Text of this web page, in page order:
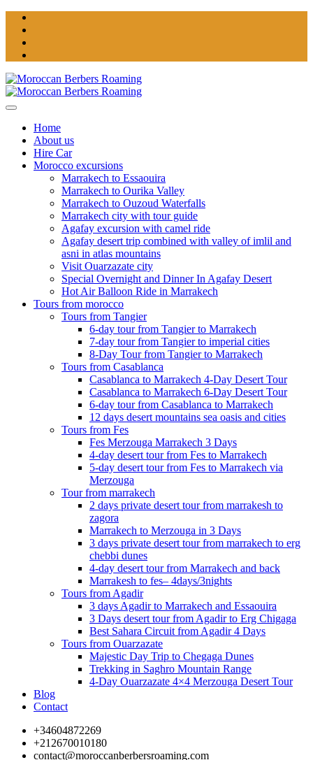
Home
About us
Hire Car
Morocco excursions
Marrakech to Essaouira
Marrakech to Ourika Valley
Marrakech to Ouzoud Waterfalls
Marrakech city with tour guide
Agafay excursion with camel ride
Agafay desert trip combined with valley of imlil and
asni in atlas mountains
Visit Ouarzazate city
Special Overnight and Dinner In Agafay Desert
Hot Air Balloon Ride in Marrakech
Tours from morocco
Tours from Tangier
6-day tour from Tangier to Marrakech
7-day tour from Tangier to imperial cities
8-Day Tour from Tangier to Marrakech
Tours from Casablanca
Casablanca to Marrakech 4-Day Desert Tour
Casablanca to Marrakech 6-Day Desert Tour
6-day tour from Casablanca to Marrakech
12 days desert mountains sea oasis and cities
Tours from Fes
Fes Merzouga Marrakech 3 Days
4-day desert tour from Fes to Marrakech
5-day desert tour from Fes to Marrakech via
Merzouga
Tour from marrakech
2 days private desert tour from marrakesh to
zagora
Marrakech to Merzouga in 3 Days
3 days private desert tour from marrakech to erg
chebbi dunes
4-day desert tour from Marrakech and back
Marrakesh to fes– 4days/3nights
Tours from Agadir
3 days Agadir to Marrakech and Essaouira
3 Days desert tour from Agadir to Erg Chigaga
Best Sahara Circuit from Agadir 4 Days
Tours from Ouarzazate
Majestic Day Trip to Chegaga Dunes
Trekking in Saghro Mountain Range
4-Day Ouarzazate 4×4 Merzouga Desert Tour
Blog
Contact
+34604872269
+212670010180
contact@moroccanberbersroaming.com